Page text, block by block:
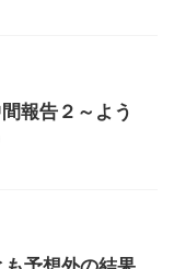
報告２～よう